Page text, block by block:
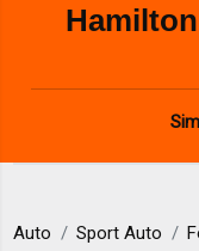
Auto Sport Auto